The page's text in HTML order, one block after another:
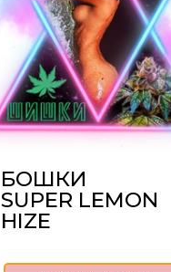
БОШКИ
SUPER LEMON
HIZE